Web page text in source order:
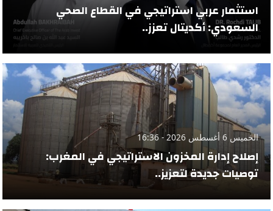
استثمار عربي استراتيجي في القطاع الصحي
السعودي: أكديتال تعزز..
الخميس 6 أغسطس 2026 - 16:36
إصلاح إدارة المخزون الاستراتيجي في المغرب:
توصيات جديدة لتعزيز..